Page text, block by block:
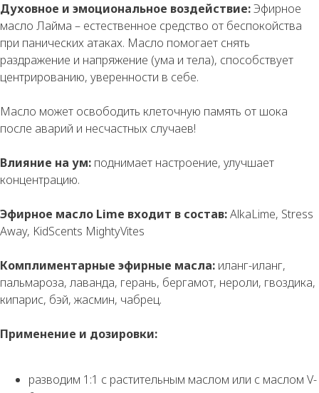
Духовное и эмоциональное воздействие:Эфирное
масло Лайма – естественное средство от беспокойства
при панических атаках. Масло помогает снять
раздражение и напряжение (ума и тела), способствует
центрированию, уверенности в себе.
Масло может освободить клеточную память от шока
после аварий и несчастных случаев!
Влияние на ум: поднимает настроение, улучшает
концентрацию.
Эфирное масло Lime входит в состав:AlkaLime, Stress
Away, KidScents MightyVites
Комплиментарные эфирные масла: иланг-иланг,
пальмароза, лаванда, герань, бергамот, нероли, гвоздика,
кипарис, бэй, жасмин, чабрец.
Применение и дозировки:
разводим 1:1 с растительным маслом или с маслом V-